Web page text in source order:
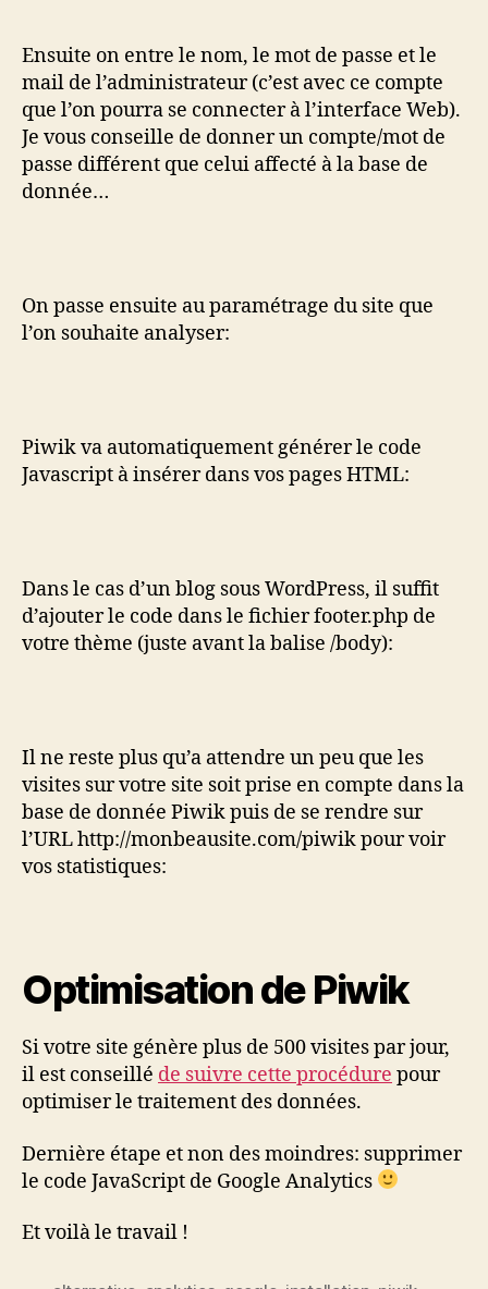
Ensuite on entre le nom, le mot de passe et le
mail de l’administrateur (c’est avec ce compte
que l’on pourra se connecter à l’interface Web).
Je vous conseille de donner un compte/mot de
passe différent que celui affecté à la base de
donnée…
On passe ensuite au paramétrage du site que
l’on souhaite analyser:
Piwik va automatiquement générer le code
Javascript à insérer dans vos pages HTML:
Dans le cas d’un blog sous WordPress, il suffit
d’ajouter le code dans le fichier footer.php de
votre thème (juste avant la balise /body):
Il ne reste plus qu’a attendre un peu que les
visites sur votre site soit prise en compte dans la
base de donnée Piwik puis de se rendre sur
l’URL http://monbeausite.com/piwik pour voir
vos statistiques:
Optimisation de Piwik
Si votre site génère plus de 500 visites par jour,
il est conseillé de suivre cette procédure pour
optimiser le traitement des données.
Dernière étape et non des moindres: supprimer
le code JavaScript de Google Analytics
Et voilà le travail !